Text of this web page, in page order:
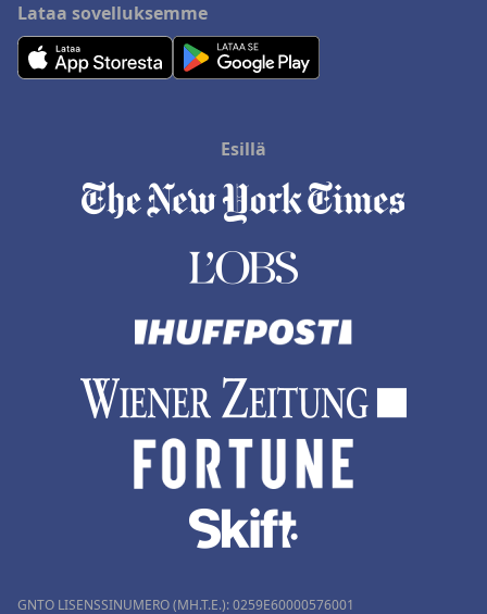
Lataa sovelluksemme
Esillä
GNTO LISENSSINUMERO (MH.T.E.): 0259Ε60000576001